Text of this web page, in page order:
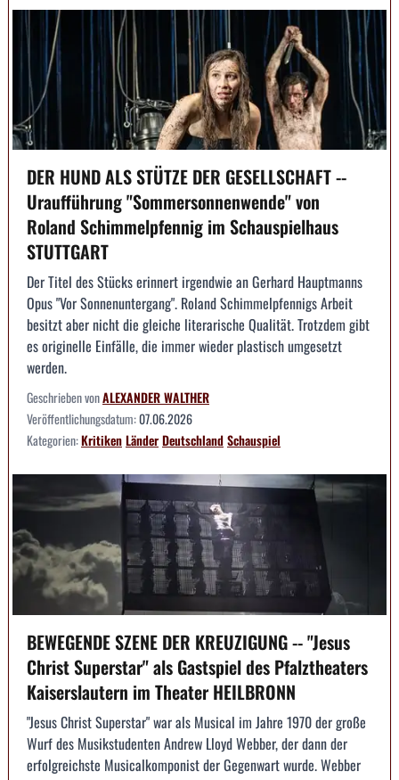
DER HUND ALS STÜTZE DER GESELLSCHAFT --
Uraufführung "Sommersonnenwende" von
Roland Schimmelpfennig im Schauspielhaus
STUTTGART
Der Titel des Stücks erinnert irgendwie an Gerhard Hauptmanns
Opus "Vor Sonnenuntergang". Roland Schimmelpfennigs Arbeit
besitzt aber nicht die gleiche literarische Qualität. Trotzdem gibt
es originelle Einfälle, die immer wieder plastisch umgesetzt
werden.
Geschrieben vonALEXANDER WALTHER
Veröffentlichungsdatum:07.06.2026
Kategorien:KritikenLänderDeutschlandSchauspiel
BEWEGENDE SZENE DER KREUZIGUNG -- "Jesus
Christ Superstar" als Gastspiel des Pfalztheaters
Kaiserslautern im Theater HEILBRONN
"Jesus Christ Superstar" war als Musical im Jahre 1970 der große
Wurf des Musikstudenten Andrew Lloyd Webber, der dann der
erfolgreichste Musicalkomponist der Gegenwart wurde. Webber